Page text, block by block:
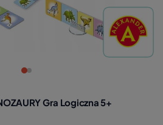
Gra Logiczna 5+